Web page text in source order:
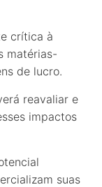
crítica à
matérias-
de lucro.
reavaliar e
impactos
suas